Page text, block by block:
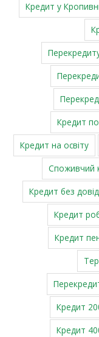
Кредит у
Кредит
Кредит на освіту
Споживчий
Кредит без
Кредит
Кредит
Кредит
Кредит